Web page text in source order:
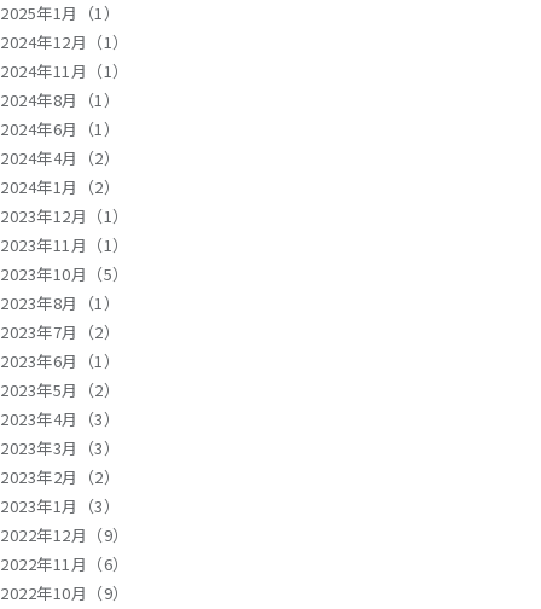
2025年1月（1）
2024年12月（1）
2024年11月（1）
2024年8月（1）
2024年6月（1）
2024年4月（2）
2024年1月（2）
2023年12月（1）
2023年11月（1）
2023年10月（5）
2023年8月（1）
2023年7月（2）
2023年6月（1）
2023年5月（2）
2023年4月（3）
2023年3月（3）
2023年2月（2）
2023年1月（3）
2022年12月（9）
2022年11月（6）
2022年10月（9）